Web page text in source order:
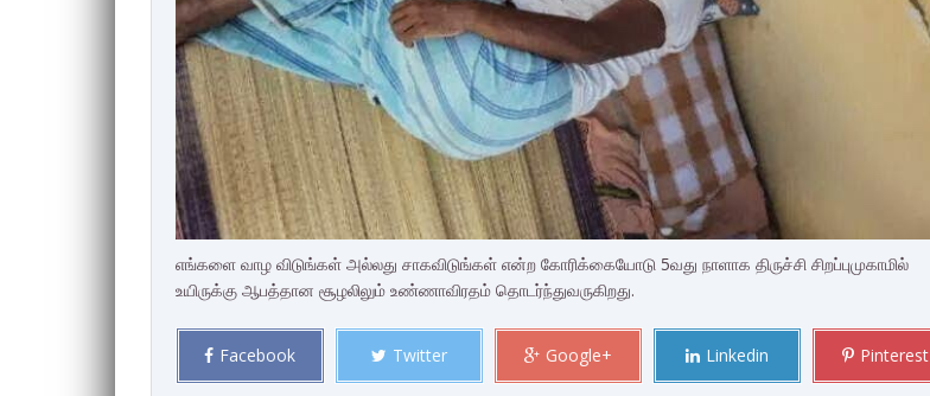
எங்களை வாழ விடுங்கள் அல்லது சாகவிடுங்கள் என்ற கோரிக்கையோடு 5வது நாளாக திருச்சி சிறப்புமுகாமில்
உயிருக்கு ஆபத்தான சூழலிலும் உண்ணாவிரதம் தொடர்ந்துவருகிறது.
Facebook Twitter Google+ Linkedin Pinterest